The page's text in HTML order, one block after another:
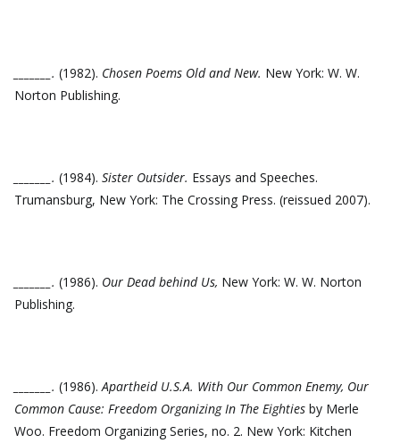
_______. (1982). Chosen Poems Old and New. New York: W. W.
Norton Publishing.
_______. (1984). Sister Outsider. Essays and Speeches.
Trumansburg, New York: The Crossing Press. (reissued 2007).
_______. (1986). Our Dead behind Us, New York: W. W. Norton
Publishing.
_______. (1986). Apartheid U.S.A. With Our Common Enemy, Our
Common Cause: Freedom Organizing In The Eighties by Merle
Woo. Freedom Organizing Series, no. 2. New York: Kitchen